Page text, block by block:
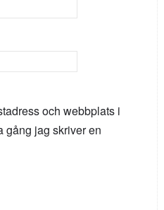
och webbplats i
gång jag skriver en